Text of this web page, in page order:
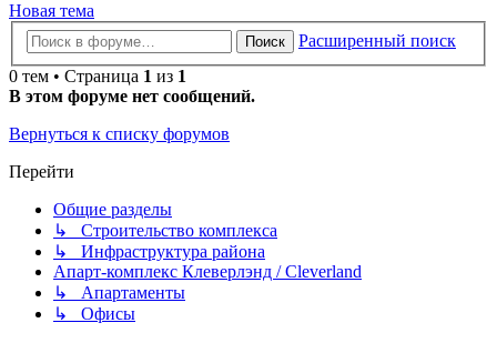
Новая тема
Поиск
Расширенный поиск
0 тем • Страница 1 из 1
В этом форуме нет сообщений.
Вернуться к списку форумов
Перейти
Общие разделы
↳ Строительство комплекса
↳ Инфраструктура района
Апарт-комплекс Клеверлэнд / Cleverland
↳ Апартаменты
↳ Офисы